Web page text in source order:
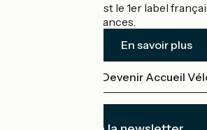
Accueil Vélo c'est le 1er label
cyclistes en vacances.
En savoir plus
Devenir Accueil